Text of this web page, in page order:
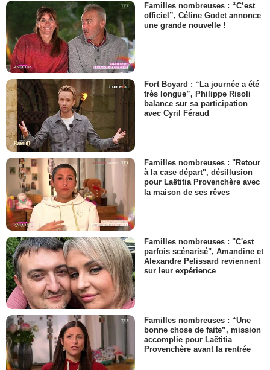
Familles nombreuses : “C’est
officiel”, Céline Godet annonce
une grande nouvelle !
Fort Boyard : “La journée a été
très longue”, Philippe Risoli
balance sur sa participation
avec Cyril Féraud
Familles nombreuses : "Retour
à la case départ", désillusion
pour Laëtitia Provenchère avec
la maison de ses rêves
Familles nombreuses : "C'est
parfois scénarisé", Amandine et
Alexandre Pelissard reviennent
sur leur expérience
Familles nombreuses : “Une
bonne chose de faite”, mission
accomplie pour Laëtitia
Provenchère avant la rentrée